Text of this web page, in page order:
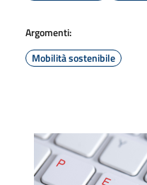
Argomenti:
Mobilità sostenibile